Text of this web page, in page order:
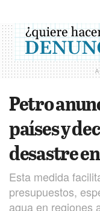
Petro
países y
desastre
Esta medida
presupuestos,
agua en regiones